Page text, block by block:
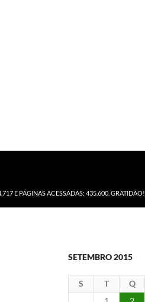
E PÁGINAS ACESSADAS: 435.600. GRATIDÃO!
SETEMBRO 2015
S T Q